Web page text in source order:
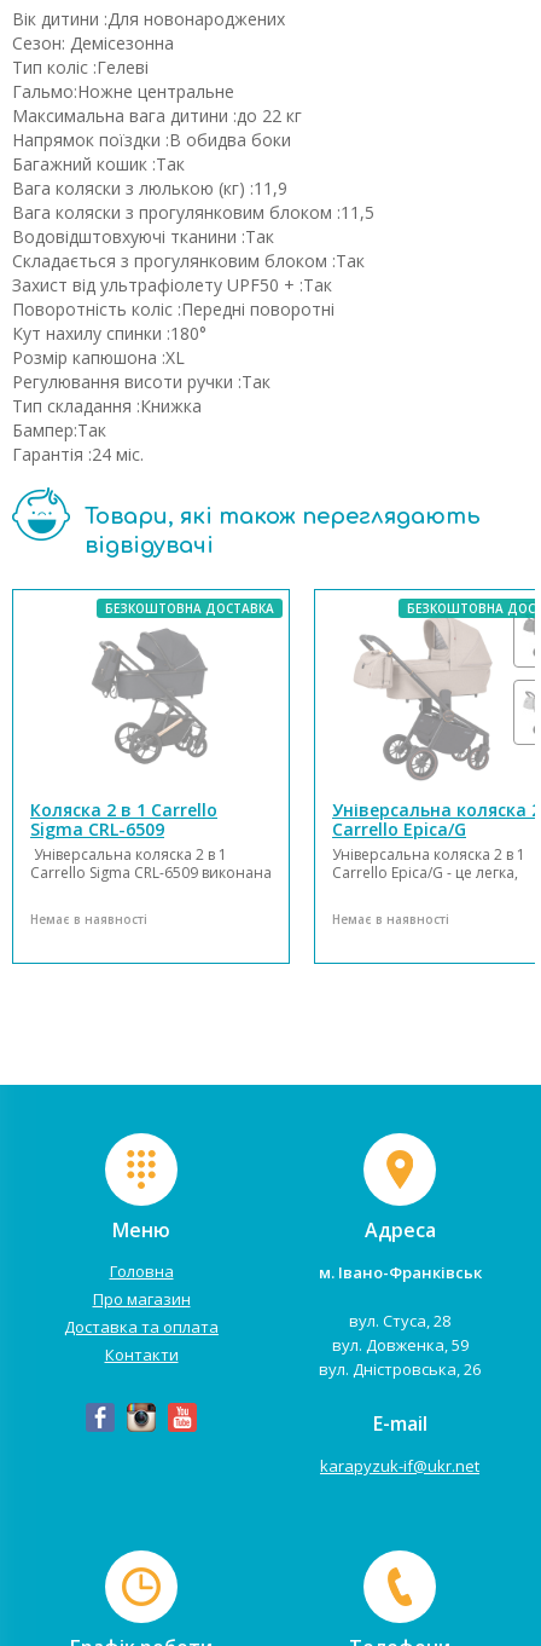
Вік дитини :Для новонароджених
Сезон: Демісезонна
Тип коліс :Гелеві
Гальмо:Ножне центральне
Максимальна вага дитини :до 22 кг
Напрямок поїздки :В обидва боки
Багажний кошик :Так
Вага коляски з люлькою (кг) :11,9
Вага коляски з прогулянковим блоком :11,5
Водовідштовхуючі тканини :Так
Складається з прогулянковим блоком :Так
Захист від ультрафіолету UPF50 + :Так
Поворотність коліс :Передні поворотні
Кут нахилу спинки :180°
Розмір капюшона :XL
Регулювання висоти ручки :Так
Тип складання :Книжка
Бампер:Так
Гарантія :24 міс.
Товари, які також переглядають
відвідувачі
БЕЗКОШТОВНА ДОСТАВКА
Коляска 2 в 1 Carrello
Sigma CRL-6509
Універсальна коляска 2 в 1
Carrello Sigma CRL-6509 виконана
функціональні потреби молодих
просторої люльки для
Немає в наявності
БЕЗКОШТОВНА
Універсальна коляска
Carrello Epica/G
Універсальна коляска 2 в 1
Carrello Epica/G - це легка,
зростаючим прогулянковим
жорстким дном та віконцем
Немає в наявності
Меню
Головна
Про магазин
Доставка та оплата
Контакти
Адреса
м. Івано-Франківськ
вул. Стуса, 28
вул. Довженка, 59
вул. Дністровська, 26
E-mail
karapyzuk-if@ukr.net